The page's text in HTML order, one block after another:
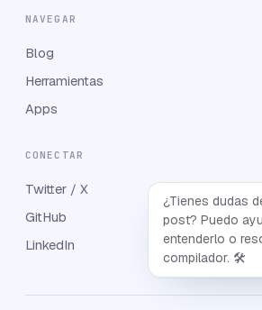
¿Tienes dudas
post? Puedo
entenderlo o
compilador. 🛠️
NAVEGAR
Blog
Herramientas
Apps
CONECTAR
Twitter / X
GitHub
LinkedIn